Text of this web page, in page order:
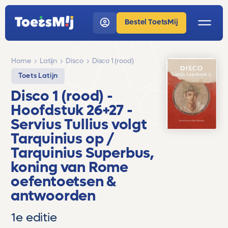
Bestel ToetsMij
Home Latijn Disco
Disco 1 (rood)
Toets Latijn
Disco 1 (rood) -
Hoofdstuk 26+27 -
Servius Tullius volgt
Tarquinius op /
Tarquinius Superbus,
koning van Rome
oefentoetsen &
antwoorden
1e editie